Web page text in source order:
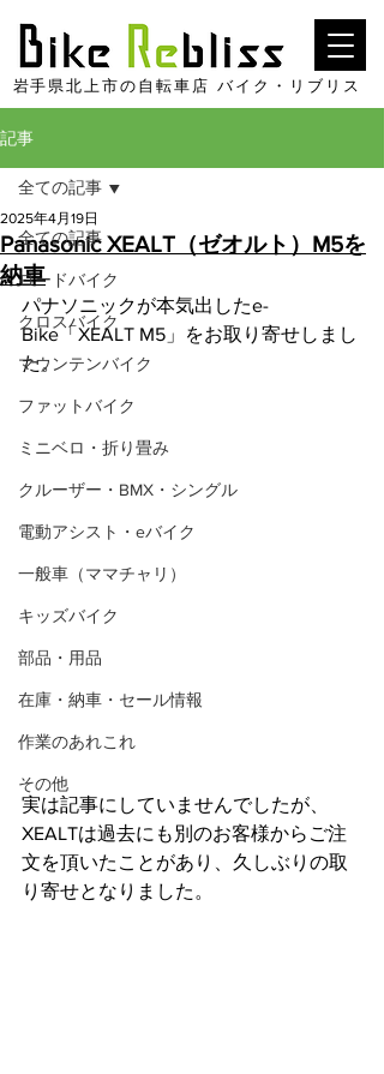
​岩手県北上市の自転車店 バイク・リブリス
記事
全ての記事
ロードバイク
クロスバイク
マウンテンバイク
ファットバイク
ミニベロ・折り畳み
クルーザー・BMX・シングル
電動アシスト・eバイク
一般車（ママチャリ）
キッズバイク
部品・用品
在庫・納車・セール情報
作業のあれこれ
その他
全ての記事
Panasonic XEALT（ゼオルト）M5を
納車
2025年4月19日
パナソニックが本気出したe-
Bike「XEALT M5」をお取り寄せしまし
た。
実は記事にしていませんでしたが、
XEALTは過去にも別のお客様からご注
文を頂いたことがあり、久しぶりの取
り寄せとなりました。